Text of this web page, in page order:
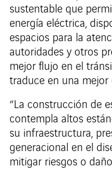
sustentable que
energía eléctrica,
espacios para la
autoridades y otros
mejor flujo en el
traduce en una mejor
“La construcción de
contempla altos
su infraestructura,
generacional en el
mitigar riesgos o